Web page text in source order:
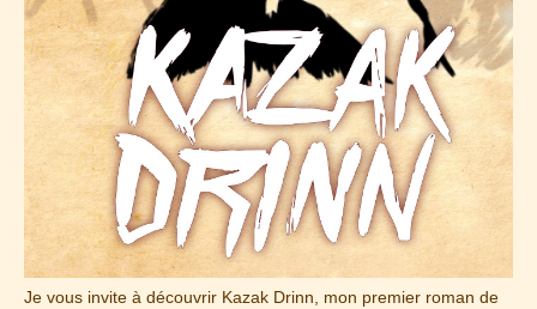
Je vous invite à découvrir Kazak Drinn, mon premier roman de